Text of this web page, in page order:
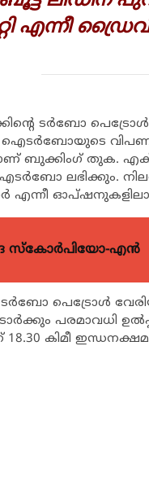
എന്നീ
ടർബോ
വിപണി
ബുക്കിംഗ്
ലഭിക്കും.
എന്നീ
സ്കോർപിയോ-എൻ
ടർബോ പെട്രോൾ
പരമാവധി
കിമീ